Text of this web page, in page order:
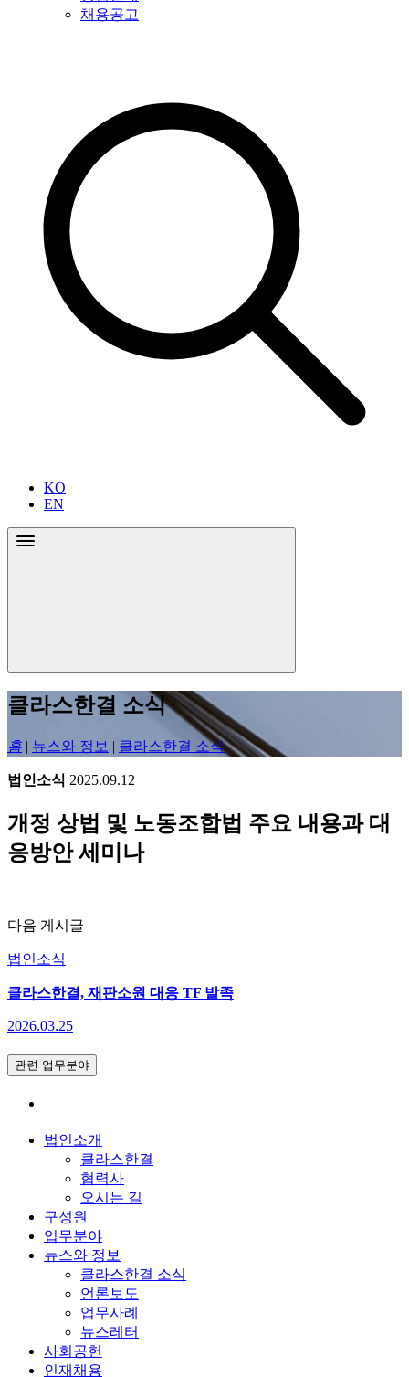
채용공고
KO
EN
클라스한결 소식
홈 뉴스와 정보 클라스한결 소식
법인소식 2025.09.12
개정 상법 및 노동조합법 주요 내용과 대
응방안 세미나
다음 게시글
법인소식
클라스한결, 재판소원 대응 TF 발족
2026.03.25
관련 업무분야
법인소개
클라스한결
협력사
오시는 길
구성원
업무분야
뉴스와 정보
클라스한결 소식
언론보도
업무사례
뉴스레터
사회공헌
인재채용